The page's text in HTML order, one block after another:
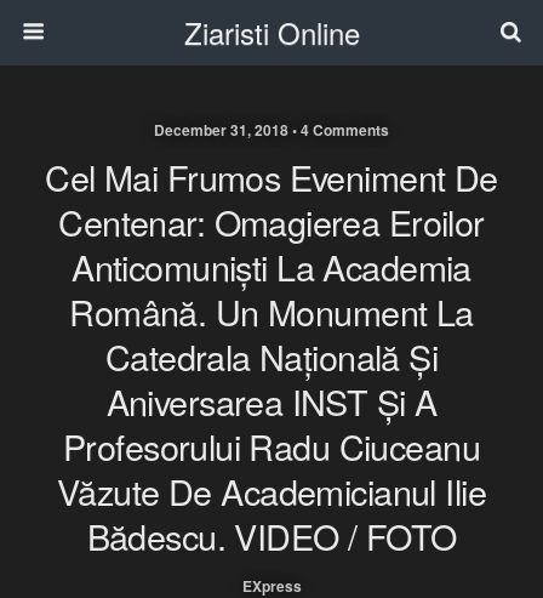
Ziaristi Online
December 31, 2018 • 4 Comments
Cel Mai Frumos Eveniment De
Centenar: Omagierea Eroilor
Anticomuniști La Academia
Română. Un Monument La
Catedrala Națională Și
Aniversarea INST Și A
Profesorului Radu Ciuceanu
Văzute De Academicianul Ilie
Bădescu. VIDEO / FOTO
EXpress